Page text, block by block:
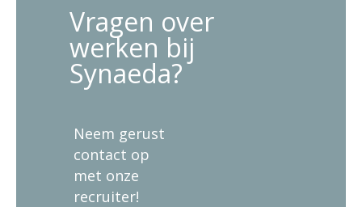
Vragen over
werken bij
Synaeda?
Neem gerust
contact op
met onze
recruiter!